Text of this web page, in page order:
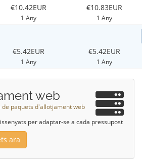
€10.42EUR
1 Any
€10.83EUR
1 Any
€5.42EUR
1 Any
€5.42EUR
1 Any
web
paquets d'allotjament web
per adaptar-se a cada pressupost
ara